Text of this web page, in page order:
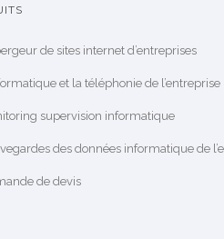
de sites internet d’entreprises
et la téléphonie de l’entreprise
supervision informatique
des données informatique de
de devis